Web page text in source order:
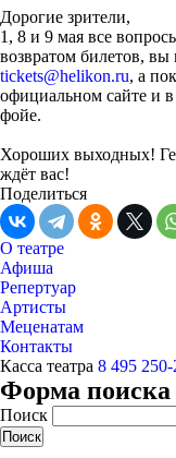
Дорогие зрители,
1, 8 и 9 мая все
возвратом билетов,
tickets@helikon.ru, а
официальном сайте и
фойе.
Хороших выходных!
ждёт вас!
Поделиться
О театре
Афиша
Репертуар
Артисты
Меценатам
Контакты
Касса театра 8 495 250-
Форма поиска
Поиск